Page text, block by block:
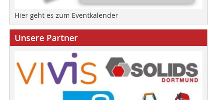
Hier geht es zum Eventkalender
Unsere Partner